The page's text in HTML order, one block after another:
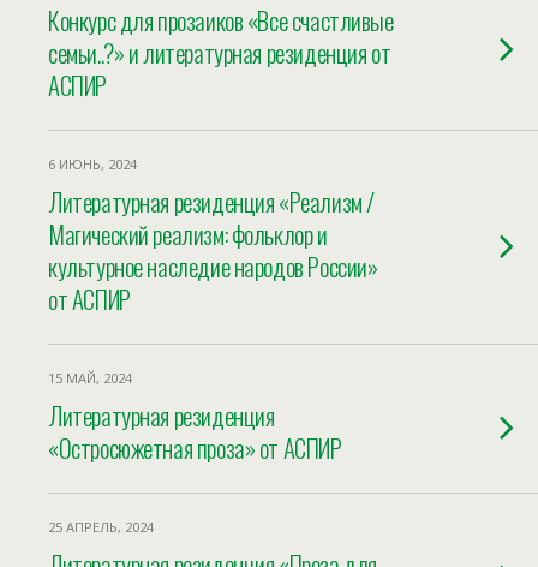
Конкурс для прозаиков «Все счастливые
семьи..?» и литературная резиденция от
АСПИР
6 ИЮНЬ, 2024
Литературная резиденция «Реализм /
Магический реализм: фольклор и
культурное наследие народов России»
от АСПИР
15 МАЙ, 2024
Литературная резиденция
«Остросюжетная проза» от АСПИР
25 АПРЕЛЬ, 2024